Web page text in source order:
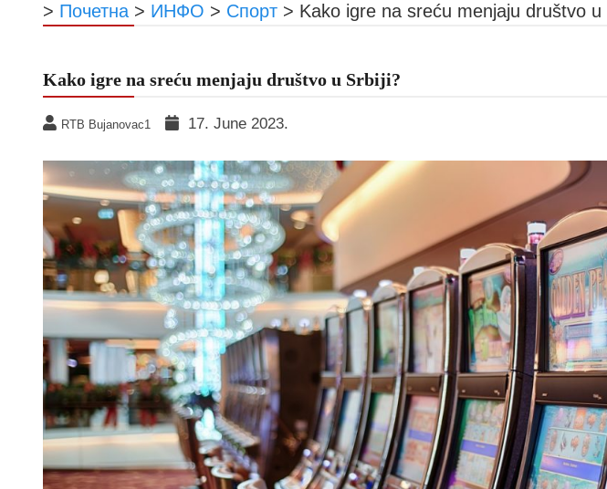
> Почетна > ИНФО > Спорт > Kako igre na sreću menjaju društvo u
Kako igre na sreću menjaju društvo u Srbiji?
RTB Bujanovac1 17. June 2023.